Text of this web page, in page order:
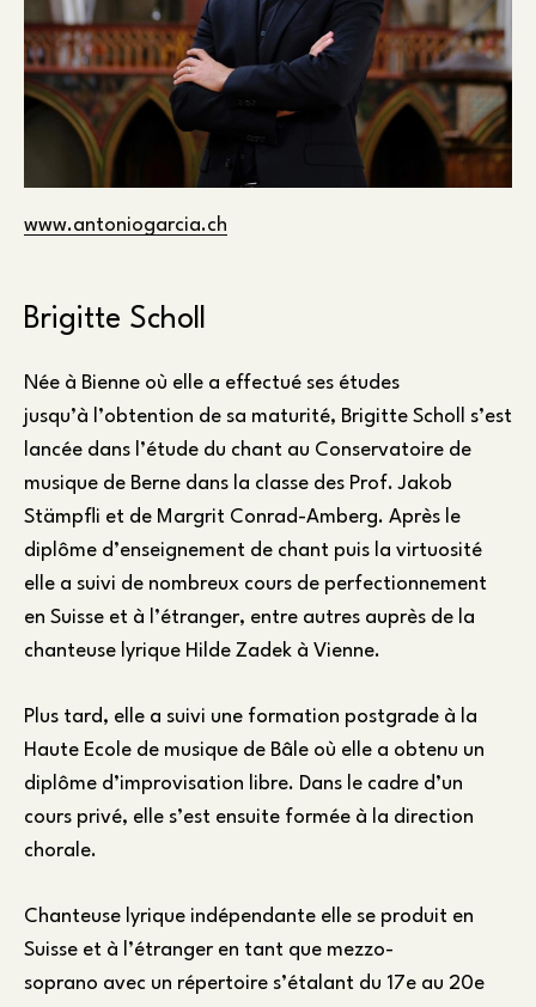
www.antoniogarcia.ch
Brigitte Scholl
Née à Bienne où elle a effectué ses études
jusqu’à l’obtention de sa maturité, Brigitte Scholl s’est
lancée dans l’étude du chant au Conservatoire de
musique de Berne dans la classe des Prof. Jakob
Stämpfli et de Margrit Conrad-Amberg. Après le
diplôme d’enseignement de chant puis la virtuosité
elle a suivi de nombreux cours de perfectionnement
en Suisse et à l’étranger, entre autres auprès de la
chanteuse lyrique Hilde Zadek à Vienne.
Plus tard, elle a suivi une formation postgrade à la
Haute Ecole de musique de Bâle où elle a obtenu un
diplôme d’improvisation libre. Dans le cadre d’un
cours privé, elle s’est ensuite formée à la direction
chorale.
Chanteuse lyrique indépendante elle se produit en
Suisse et à l’étranger en tant que mezzo-
soprano avec un répertoire s’étalant du 17e au 20e